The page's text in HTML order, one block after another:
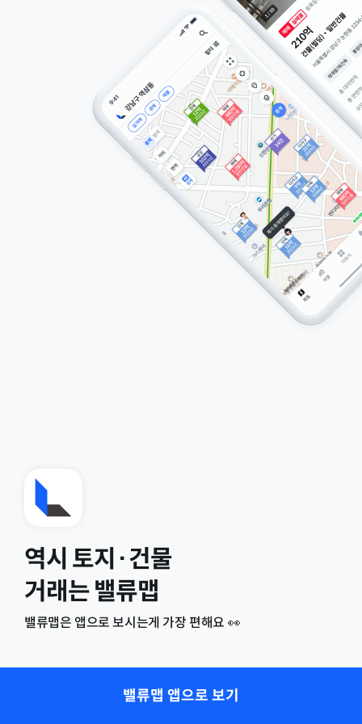
역시 토지·건물
거래는 밸류맵
밸류맵은 앱으로 보시는게 가장 편해요 👀
밸류맵 앱으로 보기